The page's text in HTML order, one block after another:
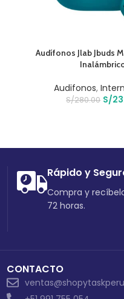
AÑADIR AL CARRITO
Audífonos Jlab Jbuds
Audifonos,
S/280.00 S/
Rápido y
Compra y
72 horas.
CONTACTO